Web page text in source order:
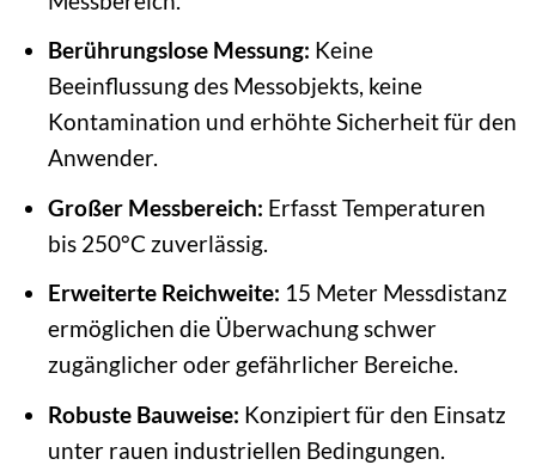
Berührungslose Messung: Keine
Beeinflussung des Messobjekts, keine
Kontamination und erhöhte Sicherheit für den
Anwender.
Großer Messbereich: Erfasst Temperaturen
bis 250°C zuverlässig.
Erweiterte Reichweite: 15 Meter Messdistanz
ermöglichen die Überwachung schwer
zugänglicher oder gefährlicher Bereiche.
Robuste Bauweise: Konzipiert für den Einsatz
unter rauen industriellen Bedingungen.